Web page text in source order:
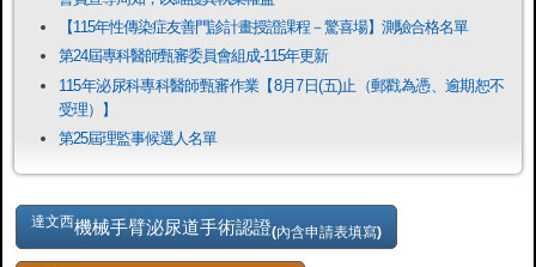
【115年性傳染症友善門診計畫授證課程－驚喜場】測驗合格名單
第24屆專科醫師甄審委員會組成-115年更新
115年泌尿科專科醫師甄審作業【8月7日(五)止（郵戳為憑、逾期恕不
受理）】
第25屆理監事候選人名單
達文西機械手臂泌尿道手術認證(內含申請表填寫)